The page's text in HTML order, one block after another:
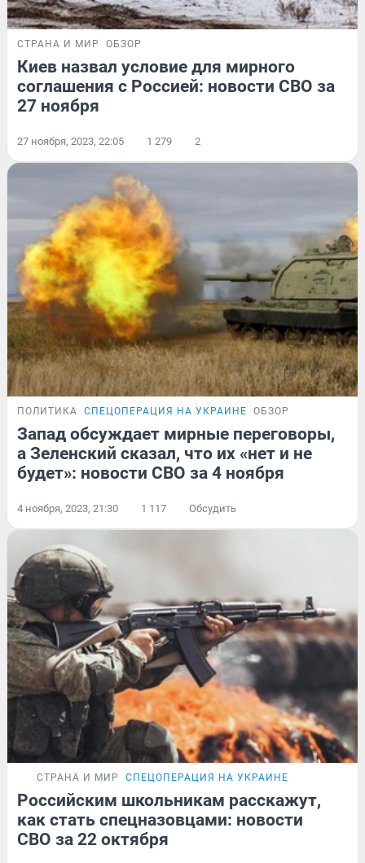
СТРАНА И МИР ОБЗОР
Киев назвал условие для мирного
соглашения с Россией: новости СВО за
27 ноября
27 ноября, 2023, 22:05 1 279 2
ПОЛИТИКА СПЕЦОПЕРАЦИЯ НА УКРАИНЕ ОБЗОР
Запад обсуждает мирные переговоры,
а Зеленский сказал, что их «нет и не
будет»: новости СВО за 4 ноября
4 ноября, 2023, 21:30 1 117 Обсудить
СТРАНА И МИР СПЕЦОПЕРАЦИЯ НА УКРАИНЕ
Российским школьникам расскажут,
как стать спецназовцами: новости
СВО за 22 октября